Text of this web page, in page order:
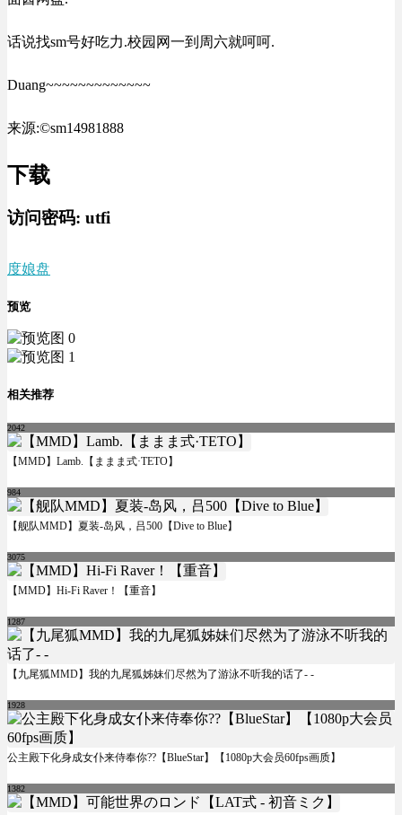
话说找sm号好吃力.校园网一到周六就呵呵.
Duang~~~~~~~~~~~~~
来源:©sm14981888
下载
访问密码: utfi
度娘盘
预览
相关推荐
2042
【MMD】Lamb.【ままま式·TETO】
984
【舰队MMD】夏装-岛风，吕500【Dive to Blue】
3075
【MMD】Hi-Fi Raver！【重音】
1287
【九尾狐MMD】我的九尾狐姊妹们尽然为了游泳不听我的话了- -
1928
公主殿下化身成女仆来侍奉你??【BlueStar】【1080p大会员60fps画质】
1382